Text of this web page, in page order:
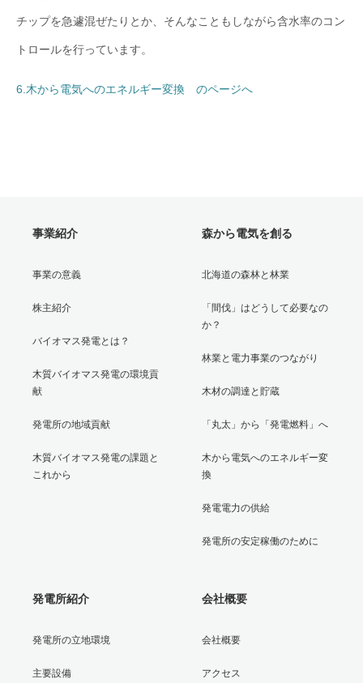
チップを急遽混ぜたりとか、そんなこともしながら含水率のコン
トロールを行っています。
6.木から電気へのエネルギー変換 のページへ
事業紹介
事業の意義
株主紹介
バイオマス発電とは？
木質バイオマス発電の環境貢
献
発電所の地域貢献
木質バイオマス発電の課題と
これから
森から電気を創る
北海道の森林と林業
「間伐」はどうして必要なの
か？
林業と電力事業のつながり
木材の調達と貯蔵
「丸太」から「発電燃料」へ
木から電気へのエネルギー変
換
発電電力の供給
発電所の安定稼働のために
発電所紹介
発電所の立地環境
主要設備
会社概要
会社概要
アクセス